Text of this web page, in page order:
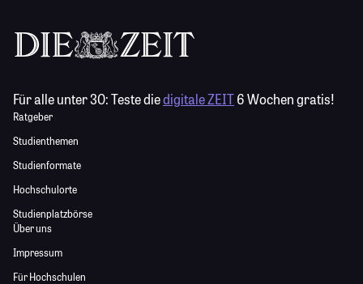
Für alle unter 30:Teste diedigitale ZEIT6 Wochen gratis!
Ratgeber
Studienthemen
Studienformate
Hochschulorte
Studienplatzbörse
Über uns
Impressum
Für Hochschulen